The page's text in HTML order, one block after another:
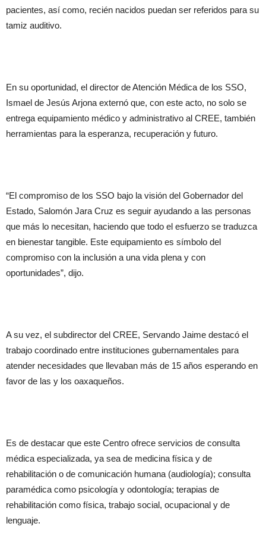
pacientes, así como, recién nacidos puedan ser referidos para su
tamiz auditivo.
En su oportunidad, el director de Atención Médica de los SSO,
Ismael de Jesús Arjona externó que, con este acto, no solo se
entrega equipamiento médico y administrativo al CREE, también
herramientas para la esperanza, recuperación y futuro.
“El compromiso de los SSO bajo la visión del Gobernador del
Estado, Salomón Jara Cruz es seguir ayudando a las personas
que más lo necesitan, haciendo que todo el esfuerzo se traduzca
en bienestar tangible. Este equipamiento es símbolo del
compromiso con la inclusión a una vida plena y con
oportunidades”, dijo.
A su vez, el subdirector del CREE, Servando Jaime destacó el
trabajo coordinado entre instituciones gubernamentales para
atender necesidades que llevaban más de 15 años esperando en
favor de las y los oaxaqueños.
Es de destacar que este Centro ofrece servicios de consulta
médica especializada, ya sea de medicina física y de
rehabilitación o de comunicación humana (audiología); consulta
paramédica como psicología y odontología; terapias de
rehabilitación como física, trabajo social, ocupacional y de
lenguaje.